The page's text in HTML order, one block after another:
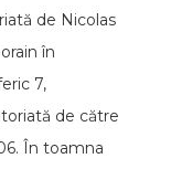
de Nicolas
în
7,
de către
În toamna